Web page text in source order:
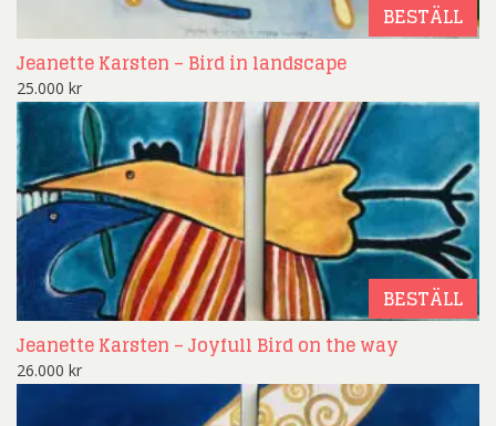
BESTÄLL
Jeanette Karsten – Bird in landscape
25.000 kr
BESTÄLL
Jeanette Karsten – Joyfull Bird on the way
26.000 kr